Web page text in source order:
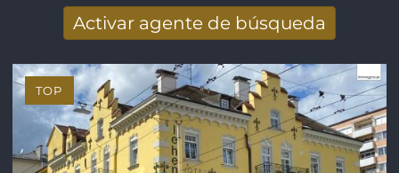
Activar agente de búsqueda
por e-mail
Dirección de correo electrónico*
TOP